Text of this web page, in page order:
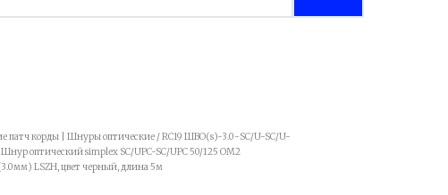
патч корды | Шнуры оптические / RC19 ШВО(s)-3.0-SC/U-SC/U-
оптический simplex SC/UPC-SC/UPC 50/125 OM2
LSZH, цвет черный, длина 5м